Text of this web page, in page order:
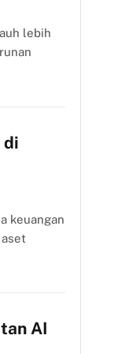
lebih
di
keuangan
AI